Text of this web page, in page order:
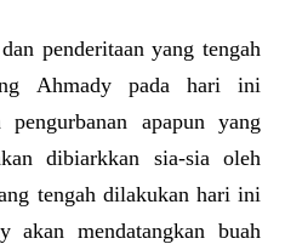
yang tengah
Ahmady pada hari ini
apapun yang
dibiarkkan sia-sia oleh
tengah dilakukan hari ini
akan mendatangkan buah